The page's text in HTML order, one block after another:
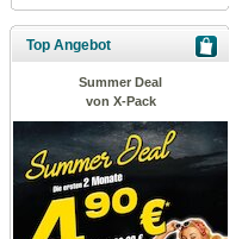
Top Angebot
Summer Deal
von X-Pack